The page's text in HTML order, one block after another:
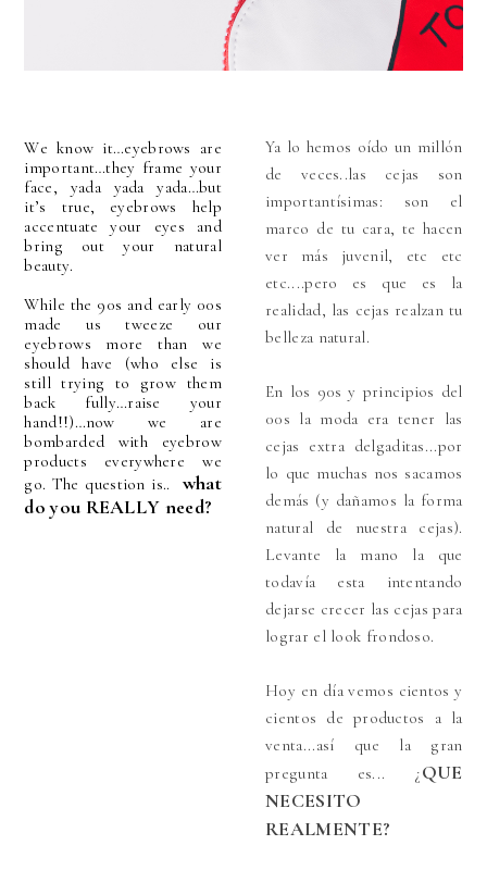
We know it…eyebrows are
important…they frame your
face, yada yada yada…but
it’s true, eyebrows help
accentuate your eyes and
bring out your natural
beauty.
While the 90s and early 00s
made us tweeze our
eyebrows more than we
should have (who else is
still trying to grow them
back fully…raise your
hand!!)…now we are
bombarded with eyebrow
products everywhere we
go. The question is..
what
do you REALLY need?
Ya lo hemos oído un millón
de veces..las cejas son
importantísimas: son el
marco de tu cara, te hacen
ver más juvenil, etc etc
etc....pero es que es la
realidad, las cejas realzan tu
belleza natural.
En los 90s y principios del
00s la moda era tener las
cejas extra delgaditas...por
lo que muchas nos sacamos
demás (y dañamos la forma
natural de nuestra cejas).
Levante la mano la que
todavía esta intentando
dejarse crecer las cejas para
lograr el look frondoso.
Hoy en día vemos cientos y
cientos de productos a la
venta...así que la gran
pregunta es... ¿QUE
NECESITO
REALMENTE?